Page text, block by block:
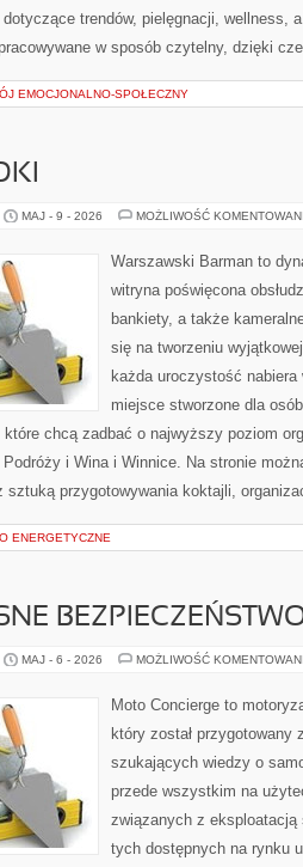
trendów, pielęgnacji, wellness,
w sposób czytelny, dzięki
EMOCJONALNO-SPOŁECZNY
MAJ - 9 - 2026 MOŻLIWOŚĆ
Warszawski Barman to
witryna poświęcona
bankiety, a także
się na tworzeniu
każda uroczystość
miejsce stworzone dla
które chcą zadbać o najwyższy poziom
i Wina i Winnice. Na stronie
sztuką przygotowywania koktajli,
ENERGETYCZNE
MAJ - 6 - 2026 MOŻLIWOŚĆ
Moto Concierge to
który został przygotowany
szukających wiedzy o
przede wszystkim na
związanych z eksploatacją
tych dostępnych na rynku